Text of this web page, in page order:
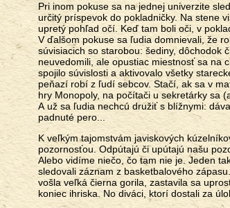
Pri inom pokuse sa na jednej univerzite
určitý príspevok do pokladničky. Na stene
upretý pohľad očí. Keď tam boli oči, v
V ďalšom pokuse sa ľudia domnievali, že
súvisiacich so starobou: šediny, dôchodok
neuvedomili, ale opustiac miestnosť sa na
spojilo súvislosti a aktivovalo všetky
peňazí robí z ľudí sebcov. Stačí, ak sa v
hry Monopoly, na počítači u sekretárky sa
A už sa ľudia nechcú družiť s blížnymi:
padnuté pero...
K veľkým tajomstvám javiskových
pozornosťou. Odpútajú či upútajú našu
Alebo vidíme niečo, čo tam nie je. Jeden
sledovali záznam z basketbalového
vošla veľká čierna gorila, zastavila sa
koniec ihriska. No diváci, ktorí dostali za